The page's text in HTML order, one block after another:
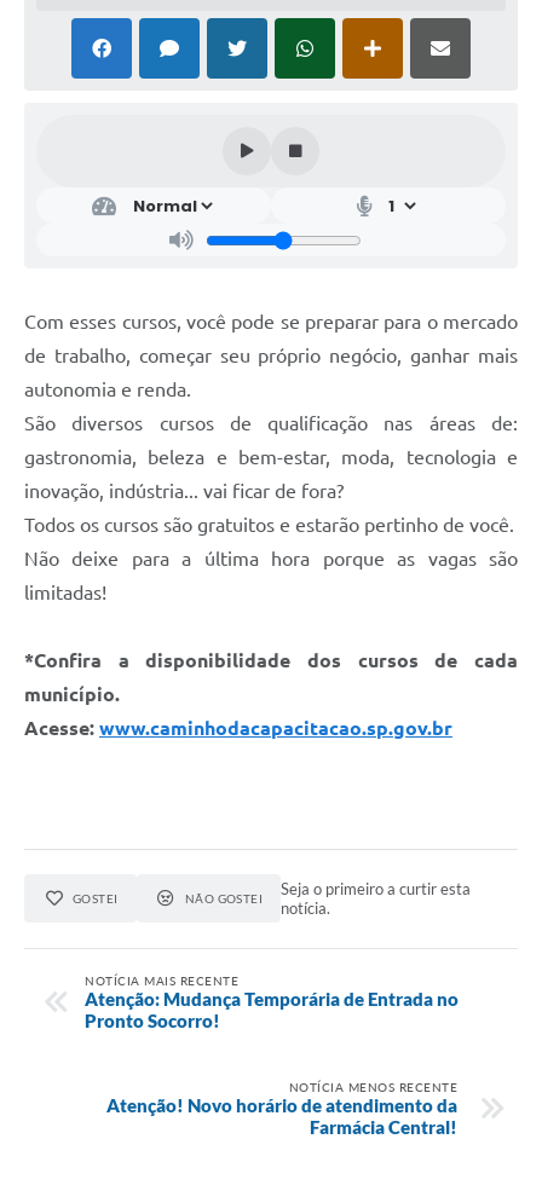
Com esses cursos, você pode se preparar para o mercado
de trabalho, começar seu próprio negócio, ganhar mais
autonomia e renda.
São diversos cursos de qualificação nas áreas de:
gastronomia, beleza e bem-estar, moda, tecnologia e
inovação, indústria... vai ficar de fora?
Todos os cursos são gratuitos e estarão pertinho de você.
Não deixe para a última hora porque as vagas são
limitadas!
*Confira a disponibilidade dos cursos de cada
município.
Acesse: www.caminhodacapacitacao.sp.gov.br
GOSTEI NÃO GOSTEI
Seja o primeiro a curtir esta
notícia.
NOTÍCIA MAIS RECENTE
Atenção: Mudança Temporária de Entrada no
Pronto Socorro!
NOTÍCIA MENOS RECENTE
Atenção! Novo horário de atendimento da
Farmácia Central!